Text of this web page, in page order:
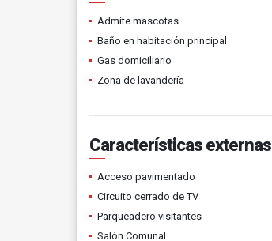
Admite mascotas
Baño en habitación principal
Gas domiciliario
Zona de lavandería
Características externas
Acceso pavimentado
Circuito cerrado de TV
Parqueadero visitantes
Salón Comunal